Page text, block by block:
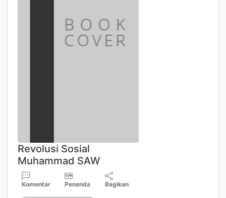
Revolusi Sosial
Muhammad SAW
Komentar Penanda Bagikan